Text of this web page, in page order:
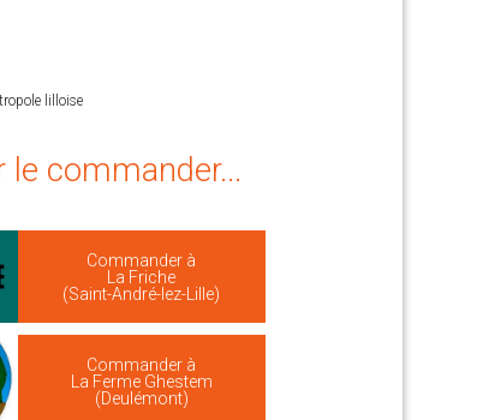
lilloise
commander...
Commander à
La Friche
(Saint-André-lez-Lille)
Commander à
La Ferme Ghestem
(Deulémont)